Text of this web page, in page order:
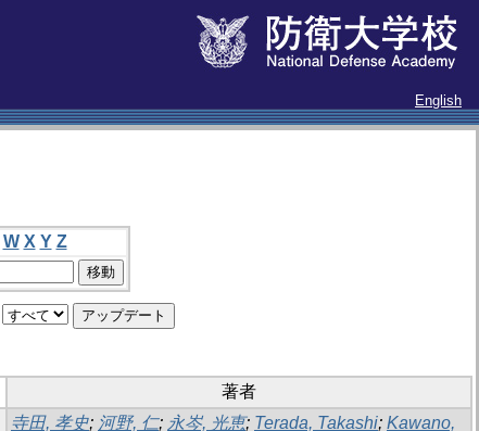
English
W X Y Z
著者
寺田, 孝史; 河野, 仁; 永岑, 光恵; Terada, Takashi; Kawano,